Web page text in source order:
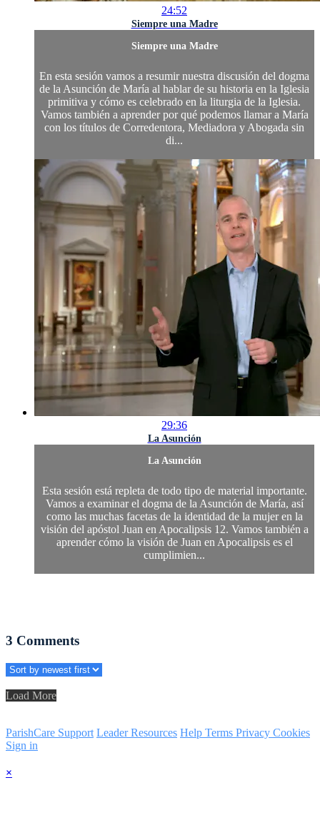
24:52
Siempre una Madre
Siempre una Madre
En esta sesión vamos a resumir nuestra discusión del dogma
de la Asunción de María al hablar de su historia en la Iglesia
primitiva y cómo es celebrado en la liturgia de la Iglesia.
Vamos también a aprender por qué podemos llamar a María
con los títulos de Corredentora, Mediadora y Abogada sin
di...
29:36
La Asunción
La Asunción
Esta sesión está repleta de todo tipo de material importante.
Vamos a examinar el dogma de la Asunción de María, así
como las muchas facetas de la identidad de la mujer en la
visión del apóstol Juan en Apocalipsis 12. Vamos también a
aprender cómo la visión de Juan en Apocalipsis es el
cumplimien...
3 Comments
Load More
ParishCare Support Leader Resources Help Terms Privacy Cookies
Sign in
×